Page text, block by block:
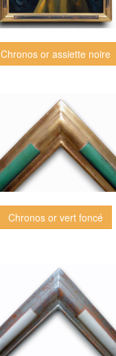
Chronos or assiette noire
Chronos or vert foncé